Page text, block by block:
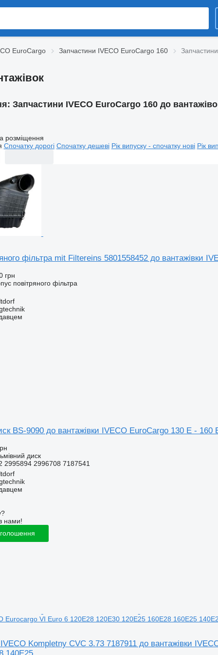
EuroCargo Запчастини IVECO EuroCargo 160
Запчастини IVECO EuroCargo 160 до
розміщення
Спочатку дорогі Спочатку дешеві Рік випуску - спочатку нові Рік
фільтра mit Filtereins 5801558452 до вантажівки
грн
повітряного фільтра
BS-9090 до вантажівки IVECO EuroCargo 130 E - 160
диск
2995894 2996708 7187541
нами!
Eurocargo VI Euro 6 120E28 120E30 120E25 160E28 160E25
Kompletny CVC 3.73 7187911 до вантажівки